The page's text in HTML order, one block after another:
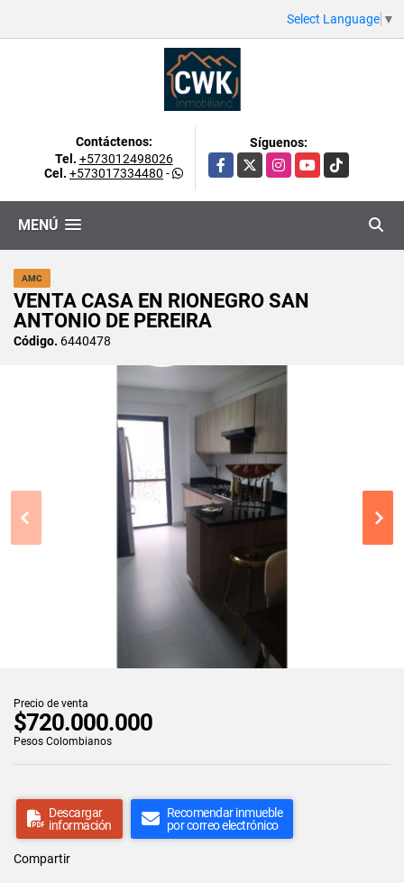
Select Language ▼
Contáctenos:
Tel. +573012498026
Cel. +573017334480 -
Síguenos:
Facebook
X InstagramYouTubeTikTok
MENÚ
AMC
VENTA CASA EN RIONEGRO SAN
ANTONIO DE PEREIRA
Código. 6440478
Precio de venta
$720.000.000
Pesos Colombianos
Descargar
información
Recomendar inmueble
por correo electrónico
Compartir